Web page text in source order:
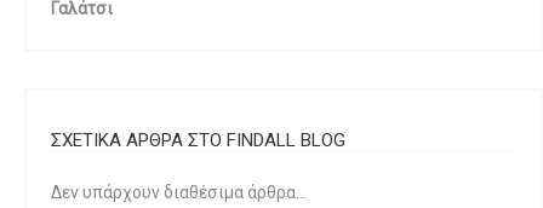
Γαλάτσι
ΣΧΕΤΙΚΑ ΑΡΘΡΑ ΣΤΟ FINDALL BLOG
Δεν υπάρχουν διαθέσιμα άρθρα...